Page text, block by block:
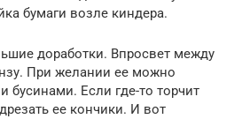
бумаги возле киндера.
доработки. Впросвет между
При желании ее можно
бусинами. Если где-то торчит
ее кончики. И вот